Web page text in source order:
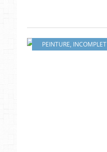
PEINTURE, INCOMPLET